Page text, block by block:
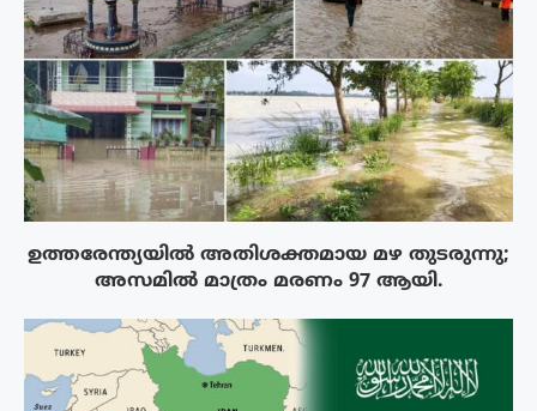
ഉത്തരേന്ത്യയിൽ അതിശക്തമായ മഴ തുടരുന്നു;
അസമിൽ മാത്രം മരണം 97 ആയി.